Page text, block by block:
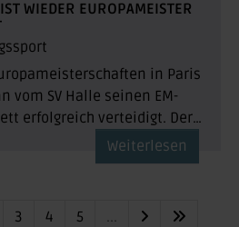
WIEDER EUROPAMEISTER
in Paris
vom SV Halle seinen EM-
erfolgreich verteidigt. Der…
Weiterlesen
3 4 5 ...